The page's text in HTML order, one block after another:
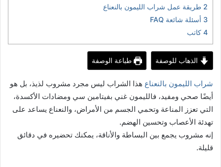
2 طريقة عمل شراب الليمون بالنعناع
3 أسئلة شائعة FAQ
4 كاتب
الذهاب للوصفة طباعة الوصفة
شراب الليمون بالنعناع هذا الشراب ليس مجرد مشروب لذيذ، بل هو
أيضًا صحي ومفيد، فالليمون غني بفيتامين سي ومضادات الأكسدة،
التي تعزز المناعة وتحمي الجسم من الأمراض، والنعناع يساعد على
تهدئة الأعصاب وتحسين الهضم.
إنه مشروب يجمع بين البساطة والأناقة، يمكنك تحضيره في دقائق
قليلة.